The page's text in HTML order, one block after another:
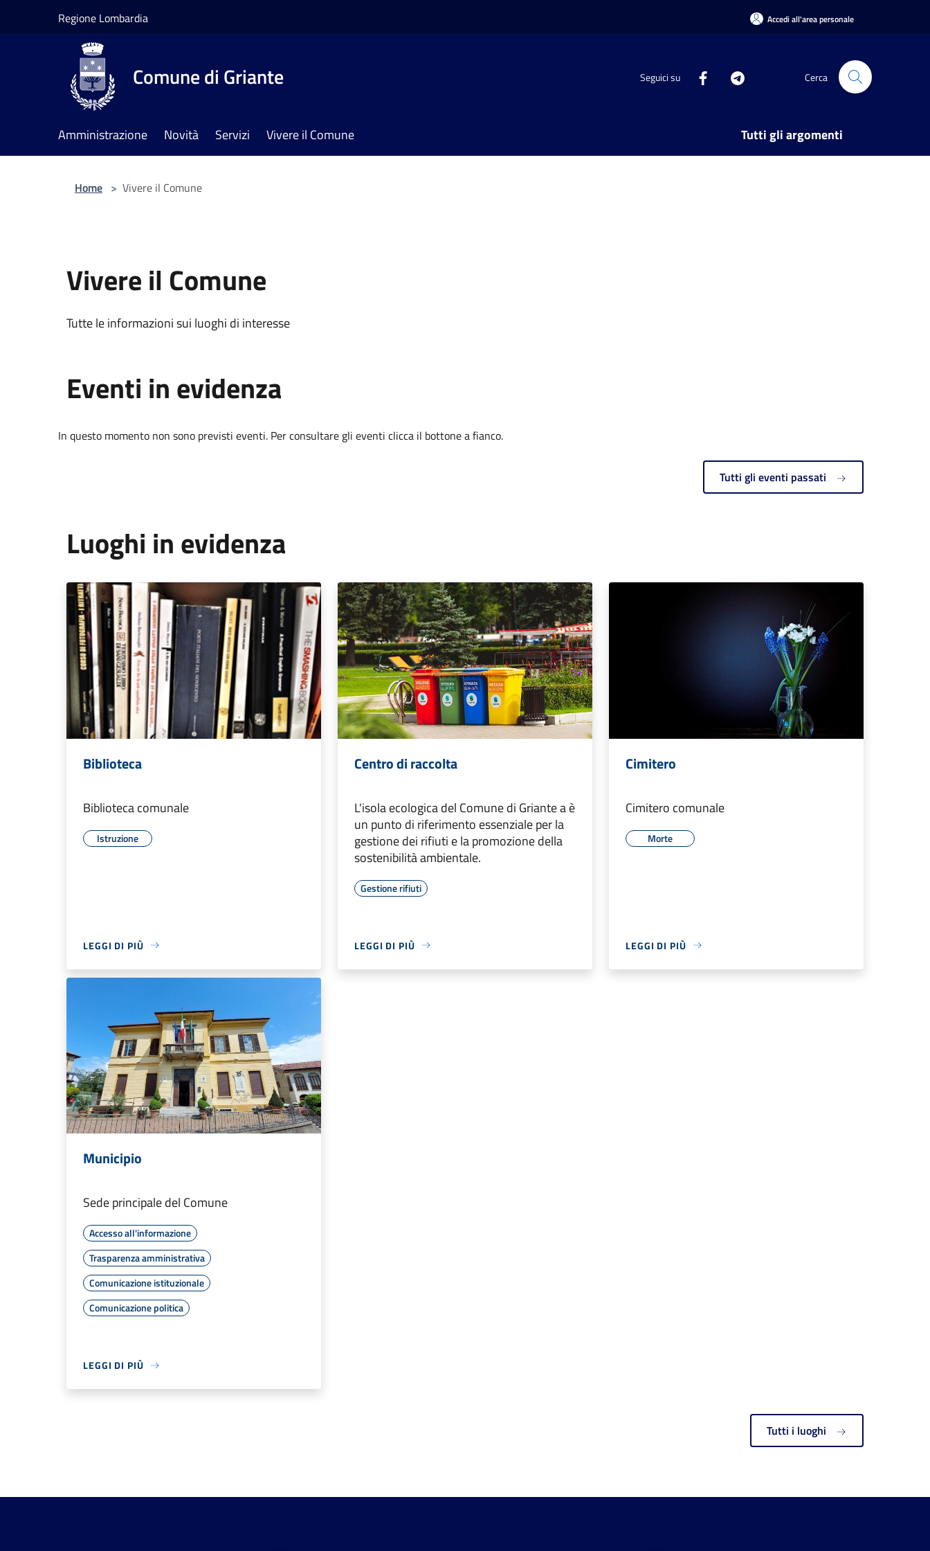
Regione Lombardia Accedi all'area personale
Comune di Griante Seguici su Cerca
Amministrazione Novità Servizi Vivere il Comune Tutti gli argomenti
Home > Vivere il Comune
Vivere il Comune
Tutte le informazioni sui luoghi di interesse
Eventi in evidenza
In questo momento non sono previsti eventi. Per consultare gli eventi clicca il bottone a fianco.
Tutti gli eventi passati
Luoghi in evidenza
Biblioteca
Biblioteca comunale
Istruzione
LEGGI DI PIÙ
Centro di raccolta
L'isola ecologica del Comune di Griante a è
un punto di riferimento essenziale per la
gestione dei rifiuti e la promozione della
sostenibilità ambientale.
Gestione rifiuti
LEGGI DI PIÙ
Cimitero
Cimitero comunale
Morte
LEGGI DI PIÙ
Municipio
Sede principale del Comune
Accesso all'informazione
Trasparenza amministrativa
Comunicazione istituzionale
Comunicazione politica
LEGGI DI PIÙ
Tutti i luoghi